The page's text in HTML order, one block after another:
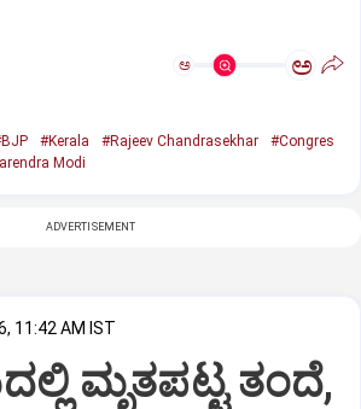
ಅ ಅ
#Kerala #Rajeev Chandrasekhar
#Congres
Modi
ADVERTISEMENT
11:42 AM IST
ಮೃತಪಟ್ಟ ತಂದೆ,